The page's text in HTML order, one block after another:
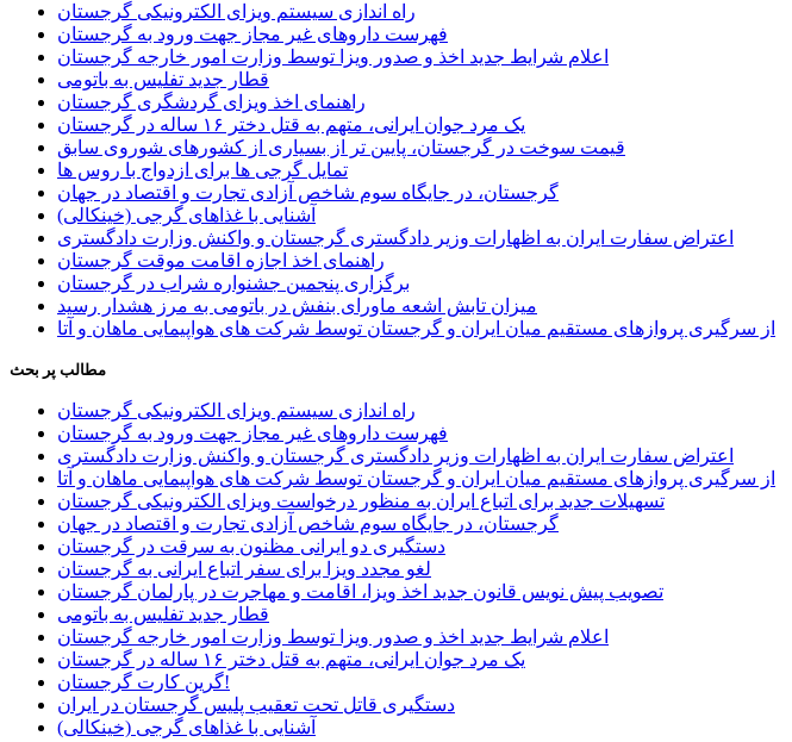
راه اندازی سیستم ویزای الکترونیکی گرجستان
فهرست داروهای غیر مجاز جهت ورود به گرجستان
اعلام شرایط جدید اخذ و صدور ویزا توسط وزارت امور خارجه گرجستان
قطار جدید تفلیس به باتومی
راهنمای اخذ ویزای گردشگری گرجستان
یک مرد جوان ایرانی، متهم به قتل دختر ۱۶ ساله در گرجستان
قیمت سوخت در گرجستان، پایین تر از بسیاری از کشورهای شوروی سابق
تمایل گرجی ها برای ازدواج با روس ها
گرجستان، در جایگاه سوم شاخص آزادی تجارت و اقتصاد در جهان
آشنایی با غذاهای گرجی (خینکالی)
اعتراض سفارت ایران به اظهارات وزیر دادگستری گرجستان و واکنش وزارت دادگستری
راهنمای اخذ اجازه اقامت موقت گرجستان
برگزاری پنجمین جشنواره شراب در گرجستان
میزان تابش اشعه ماورای بنفش در باتومی به مرز هشدار رسید
از سرگیری پروازهای مستقیم میان ایران و گرجستان توسط شرکت های هواپیمایی ماهان و آتا
مطالب پر بحث
راه اندازی سیستم ویزای الکترونیکی گرجستان
فهرست داروهای غیر مجاز جهت ورود به گرجستان
اعتراض سفارت ایران به اظهارات وزیر دادگستری گرجستان و واکنش وزارت دادگستری
از سرگیری پروازهای مستقیم میان ایران و گرجستان توسط شرکت های هواپیمایی ماهان و آتا
تسهیلات جدید برای اتباع ایران به منظور درخواست ویزای الکترونیکی گرجستان
گرجستان، در جایگاه سوم شاخص آزادی تجارت و اقتصاد در جهان
دستگیری دو ایرانی مظنون به سرقت در گرجستان
لغو مجدد ویزا برای سفر اتباع ایرانی به گرجستان
تصویب پیش نویس قانون جدید اخذ ویزا، اقامت و مهاجرت در پارلمان گرجستان
قطار جدید تفلیس به باتومی
اعلام شرایط جدید اخذ و صدور ویزا توسط وزارت امور خارجه گرجستان
یک مرد جوان ایرانی، متهم به قتل دختر ۱۶ ساله در گرجستان
گرین کارت گرجستان!
دستگیری قاتل تحت تعقیب پلیس گرجستان در ایران
آشنایی با غذاهای گرجی (خینکالی)